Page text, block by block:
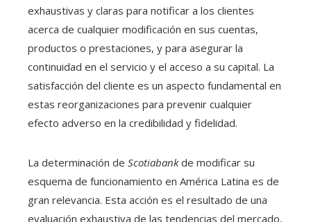
exhaustivas y claras para notificar a los clientes
acerca de cualquier modificación en sus cuentas,
productos o prestaciones, y para asegurar la
continuidad en el servicio y el acceso a su capital. La
satisfacción del cliente es un aspecto fundamental en
estas reorganizaciones para prevenir cualquier
efecto adverso en la credibilidad y fidelidad.
La determinación de Scotiabankde modificar su
esquema de funcionamiento en América Latina es de
gran relevancia. Esta acción es el resultado de una
evaluación exhaustiva de las tendencias del mercado,